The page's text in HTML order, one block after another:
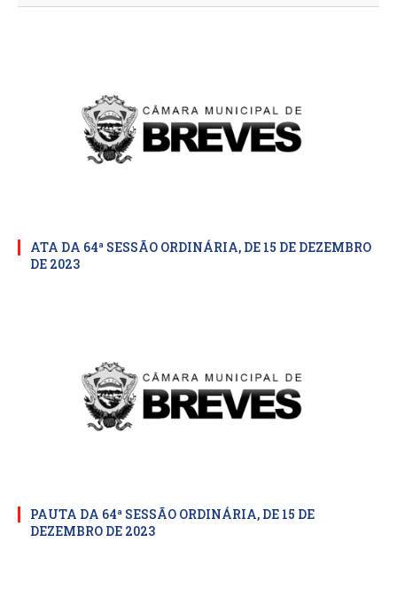
ATA DA 64ª SESSÃO ORDINÁRIA, DE 15 DE DEZEMBRO
DE 2023
PAUTA DA 64ª SESSÃO ORDINÁRIA, DE 15 DE
DEZEMBRO DE 2023